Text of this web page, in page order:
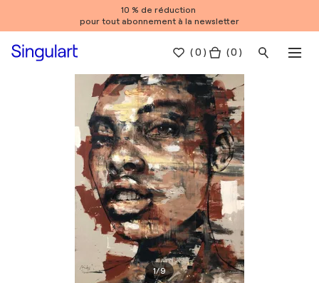
10 % de réduction
pour tout abonnement à la newsletter
(0 ) ( 0 )
1/9